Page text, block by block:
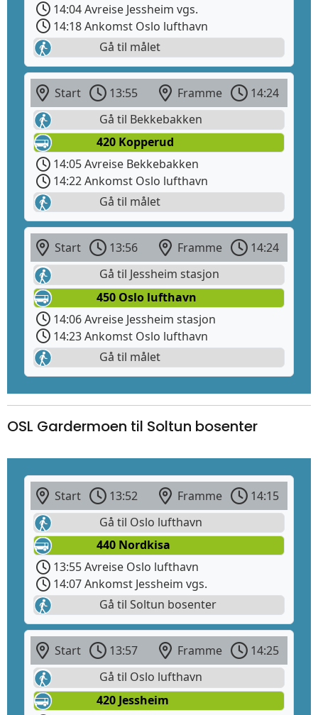
14:04 Avreise Jessheim vgs.
14:18 Ankomst Oslo lufthavn
Gå til målet
Start 13:55 Framme
14:24
Gå til Bekkebakken
420 Kopperud
14:05 Avreise Bekkebakken
14:22 Ankomst Oslo lufthavn
Gå til målet
Start 13:56 Framme
14:24
Gå til Jessheim stasjon
450 Oslo lufthavn
14:06 Avreise Jessheim stasjon
14:23 Ankomst Oslo lufthavn
Gå til målet
OSL Gardermoen til Soltun bosenter
Start 13:52 Framme
14:15
Gå til Oslo lufthavn
440 Nordkisa
13:55 Avreise Oslo lufthavn
14:07 Ankomst Jessheim vgs.
Gå til Soltun bosenter
Start 13:57 Framme
14:25
Gå til Oslo lufthavn
420 Jessheim